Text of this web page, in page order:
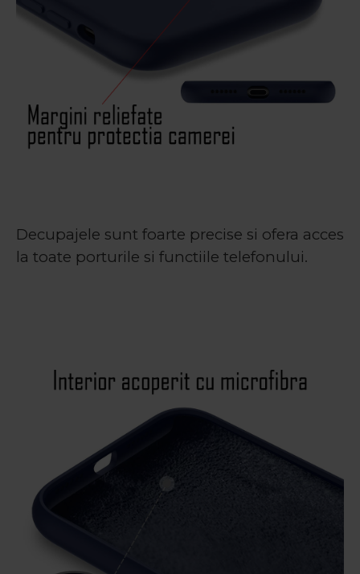
Decupajele sunt foarte precise si ofera acces
la toate porturile si functiile telefonului.